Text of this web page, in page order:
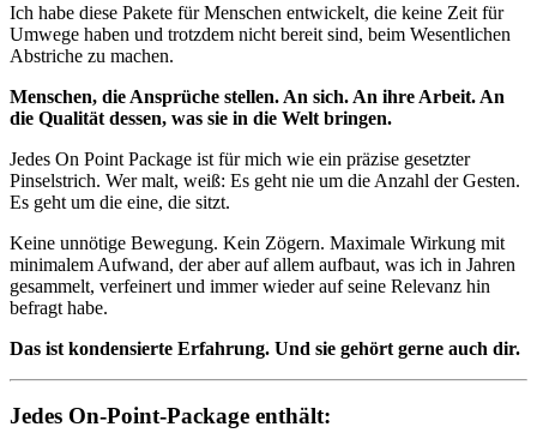
Ich habe diese Pakete für Menschen entwickelt, die keine Zeit für
Umwege haben und trotzdem nicht bereit sind, beim Wesentlichen
Abstriche zu machen.
Menschen, die Ansprüche stellen. An sich. An ihre Arbeit. An
die Qualität dessen, was sie in die Welt bringen.
Jedes On Point Package ist für mich wie ein präzise gesetzter
Pinselstrich. Wer malt, weiß: Es geht nie um die Anzahl der Gesten.
Es geht um die eine, die sitzt.
Keine unnötige Bewegung. Kein Zögern. Maximale Wirkung mit
minimalem Aufwand, der aber auf allem aufbaut, was ich in Jahren
gesammelt, verfeinert und immer wieder auf seine Relevanz hin
befragt habe.
Das ist kondensierte Erfahrung. Und sie gehört gerne auch dir.
Jedes On-Point-Package enthält: